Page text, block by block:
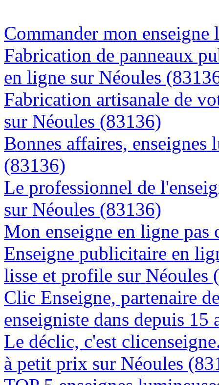
Commander mon
Fabrication de panneaux
en ligne sur Néoules
Fabrication artisanale de
sur Néoules (83136)
Bonnes affaires, enseignes
(83136)
Le professionnel de
sur Néoules (83136)
Mon enseigne en ligne pas
Enseigne publicitaire en
lisse et profile sur Néoules
Clic Enseigne, partenaire
enseigniste dans depuis 15
Le déclic, c'est
à petit prix sur Néoules